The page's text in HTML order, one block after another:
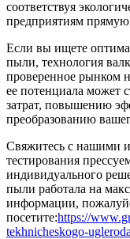
соответствуя
предприятиям
Если вы ищете
пыли, технология
проверенное рынком
ее потенциала может
затрат, повышению
преобразованию
Свяжитесь с нашими
тестирования
индивидуального
пыли работала на
информации,
посетите:https://
tekhnicheskogo-